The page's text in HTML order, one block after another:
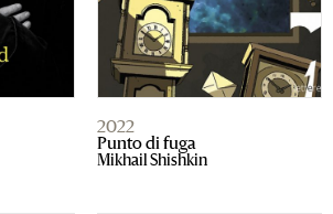
2022
Punto di fuga
Mikhail Shishkin